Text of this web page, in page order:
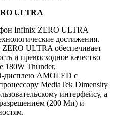
ULTRA
Infinix ZERO ULTRA
достижения.
ULTRA обеспечивает
и превосходное качество
180W Thunder,
дисплею AMOLED с
MediaTek Dimensity
интерфейсу, а
(200 Мп) и